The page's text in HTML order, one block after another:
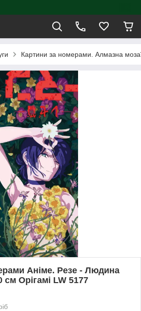
Картини за номерами. Алмазна
Аніме. Резе - Людина
см Орігамі LW 5177